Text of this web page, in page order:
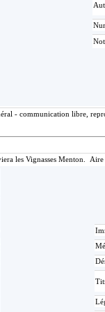
- communication libre,
les Vignasses Menton.